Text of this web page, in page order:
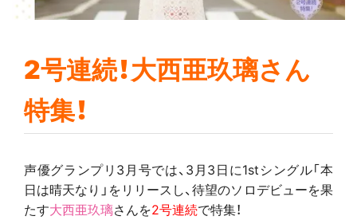
2号連続！大西亜玖璃さん
特集！
声優グランプリ3月号では、3月3日に1stシングル「本
日は晴天なり」をリリースし、待望のソロデビューを果
たす大西亜玖璃さんを2号連続で特集！